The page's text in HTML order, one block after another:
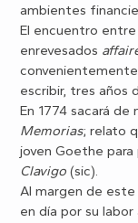
ambientes
El encuentro entre
enrevesados
escribir, tres años
En 1774 sacará
Memorias; relato
joven Goethe
Clavigo (sic).
Al margen de
en día por su